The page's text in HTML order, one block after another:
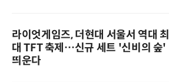
라이엇게임즈, 더현대 서울서 역대 최
대 TFT 축제…신규 세트 '신비의 숲'
띄운다